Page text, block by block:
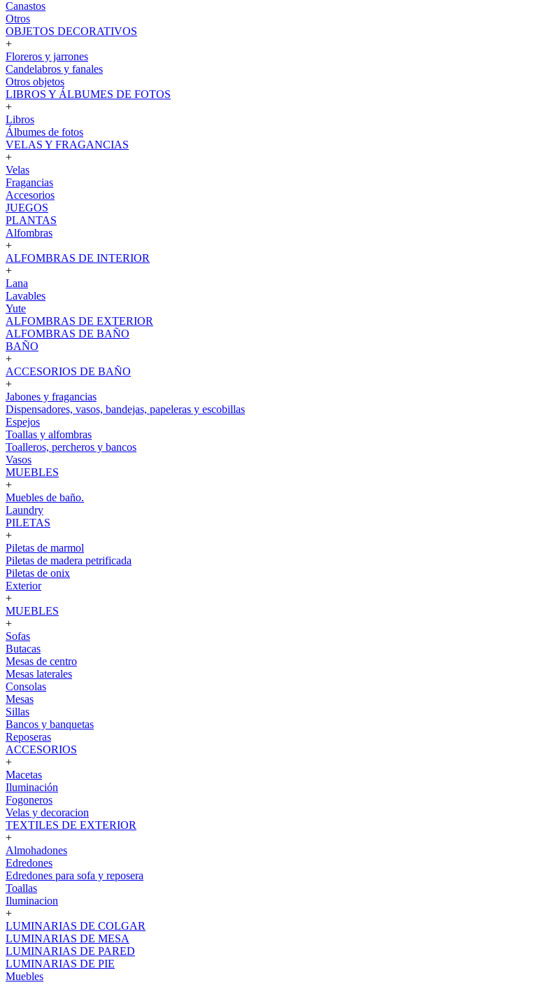
Canastos
Otros
OBJETOS DECORATIVOS
+
Floreros y jarrones
Candelabros y fanales
Otros objetos
LIBROS Y ÁLBUMES DE FOTOS
+
Libros
Álbumes de fotos
VELAS Y FRAGANCIAS
+
Velas
Fragancias
Accesorios
JUEGOS
PLANTAS
Alfombras
+
ALFOMBRAS DE INTERIOR
+
Lana
Lavables
Yute
ALFOMBRAS DE EXTERIOR
ALFOMBRAS DE BAÑO
BAÑO
+
ACCESORIOS DE BAÑO
+
Jabones y fragancias
Dispensadores, vasos, bandejas, papeleras y escobillas
Espejos
Toallas y alfombras
Toalleros, percheros y bancos
Vasos
MUEBLES
+
Muebles de baño.
Laundry
PILETAS
+
Piletas de marmol
Piletas de madera petrificada
Piletas de onix
Exterior
+
MUEBLES
+
Sofas
Butacas
Mesas de centro
Mesas laterales
Consolas
Mesas
Sillas
Bancos y banquetas
Reposeras
ACCESORIOS
+
Macetas
Iluminación
Fogoneros
Velas y decoracion
TEXTILES DE EXTERIOR
+
Almohadones
Edredones
Edredones para sofa y reposera
Toallas
Iluminacion
+
LUMINARIAS DE COLGAR
LUMINARIAS DE MESA
LUMINARIAS DE PARED
LUMINARIAS DE PIE
Muebles